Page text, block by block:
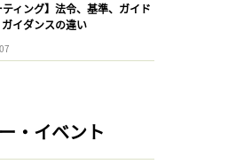
ティング】法令、基準、ガイド
イダンスの違い
・イベント